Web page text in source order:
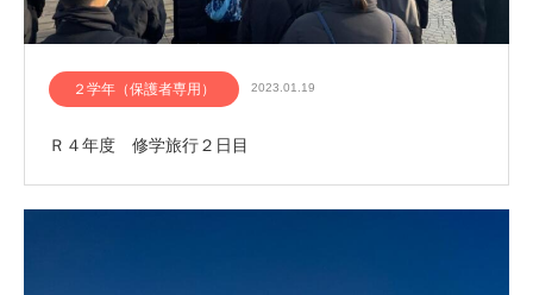
２学年（保護者専用） 2023.01.19
Ｒ４年度 修学旅行２日目